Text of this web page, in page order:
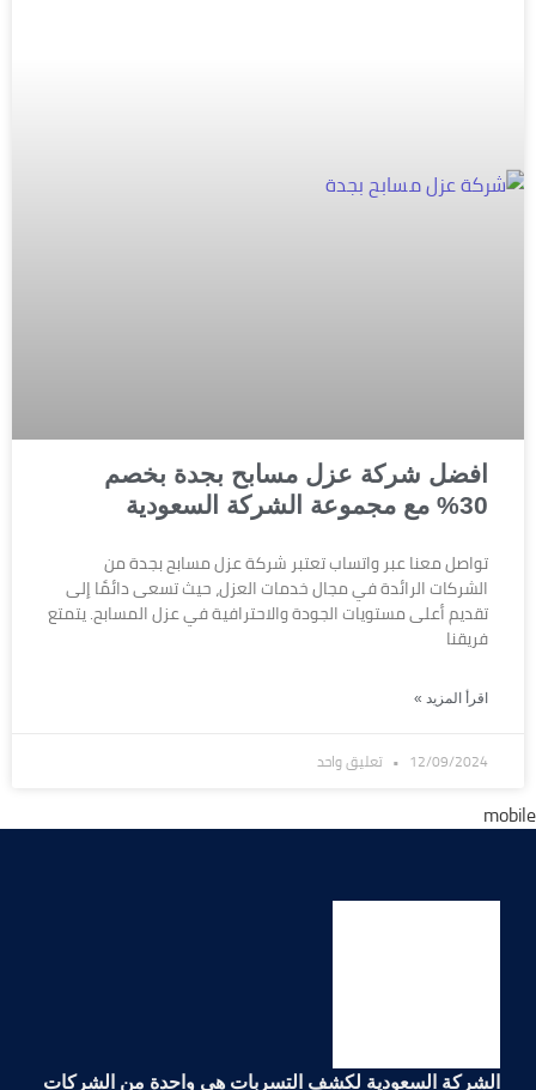
افضل شركة عزل مسابح بجدة بخصم
30% مع مجموعة الشركة السعودية
تواصل معنا عبر واتساب تعتبر شركة عزل مسابح بجدة من
الشركات الرائدة في مجال خدمات العزل، حيث تسعى دائمًا إلى
تقديم أعلى مستويات الجودة والاحترافية في عزل المسابح. يتمتع
فريقنا
اقرأ المزيد »
12/09/2024 تعليق واحد
الشركة السعودية لكشف التسربات هي واحدة من الشركات